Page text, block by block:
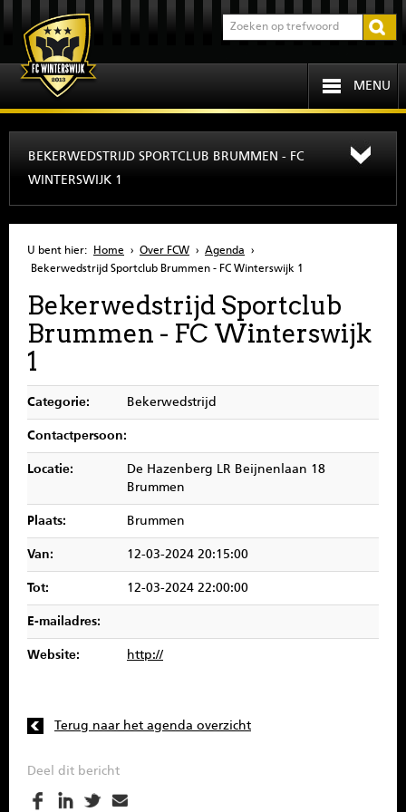
MENU
JEUGD
SPONSOREN
CONTACT
MENU
BEKERWEDSTRIJD SPORTCLUB BRUMMEN - FC
WINTERSWIJK 1
U bent hier: Home › Over FCW › Agenda
›
Bekerwedstrijd Sportclub Brummen - FC Winterswijk 1
Bekerwedstrijd Sportclub
Brummen - FC Winterswijk
1
Categorie: Bekerwedstrijd
Contactpersoon:
Locatie:
De Hazenberg LR Beijnenlaan 18
Brummen
Plaats: Brummen
Van: 12-03-2024 20:15:00
Tot: 12-03-2024 22:00:00
E-mailadres:
Website: http://
Terug naar het agenda overzicht
Deel dit bericht